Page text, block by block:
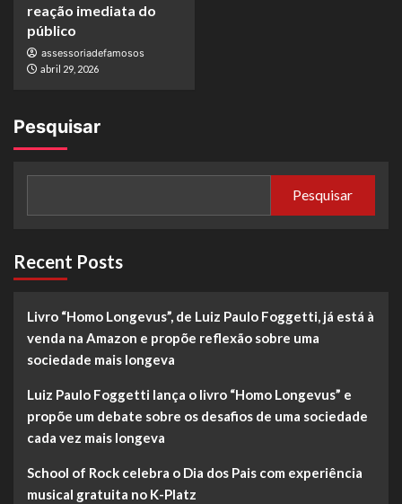
reação imediata do
público
assessoriadefamosos
abril 29, 2026
Pesquisar
Pesquisar
Recent Posts
Livro “Homo Longevus”, de Luiz Paulo Foggetti, já está à
venda na Amazon e propõe reflexão sobre uma
sociedade mais longeva
Luiz Paulo Foggetti lança o livro “Homo Longevus” e
propõe um debate sobre os desafios de uma sociedade
cada vez mais longeva
School of Rock celebra o Dia dos Pais com experiência
musical gratuita no K-Platz